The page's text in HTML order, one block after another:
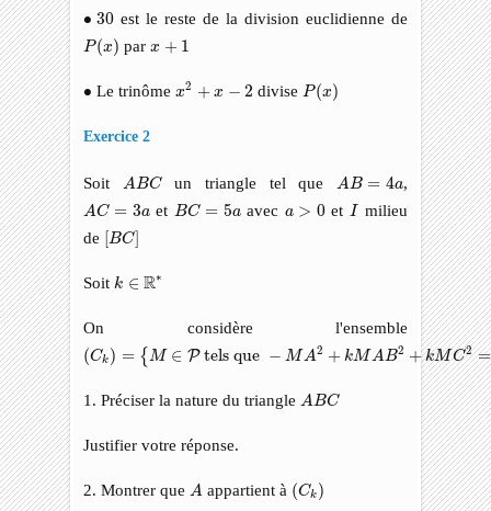
∙ 30
30 est le reste de la division euclidienne de
P(x)
P(x parx + 1
1
∙
∙ Le trinômex2 + x − 2
2 divise P(x)
P(x
Exercice 2
Soit ABC
A BCun triangle tel que AB = 4a
A B= ,
AC = 3a
A C= a et BC = 5a
BC= a avec a > 0
>0 et I
Imilieu
de [BC]
[BC]
Soit k ∈ R∗
k ∈ R∗
On considère l'ensemble
(Ck ) = { M ∈ P tels que − MA2 + kMAB2 + kMC2 =
( Ck ) M ∈P tels que + kMA 2 + kM C2 25α2k}
1. Préciser la nature du triangle ABC
A BC
Justifier votre réponse.
2. Montrer que A
A appartient à (Ck )
(Ck )